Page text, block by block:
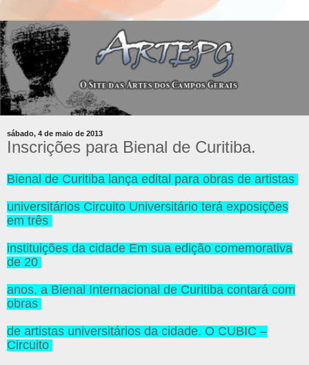
sábado, 4 de maio de 2013
Inscrições para Bienal de Curitiba.
Bienal de Curitiba lança edital para obras de artistas
universitários Circuito Universitário terá exposições
em três
instituições da cidade Em sua edição comemorativa
de 20
anos, a Bienal Internacional de Curitiba contará com
obras
de artistas universitários da cidade. O CUBIC –
Circuito